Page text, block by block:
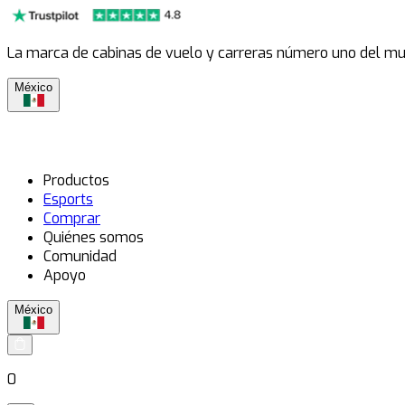
La marca de cabinas de vuelo y carreras número uno del
México
Productos
Esports
Comprar
Quiénes somos
Comunidad
Apoyo
México
0